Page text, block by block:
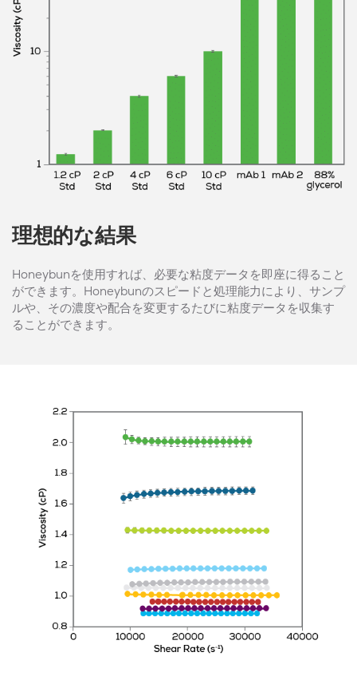
理想的な結果
Honeybunを使用すれば、必要な粘度データを即座に得ること
ができます。Honeybunのスピードと処理能力により、サンプ
ルや、その濃度や配合を変更するたびに粘度データを収集す
ることができます。